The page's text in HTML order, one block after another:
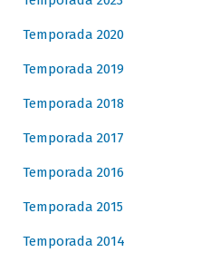
Temporada 2020
Temporada 2019
Temporada 2018
Temporada 2017
Temporada 2016
Temporada 2015
Temporada 2014